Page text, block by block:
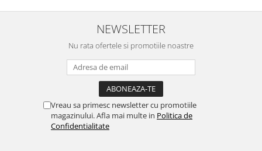
NEWSLETTER
Nu rata ofertele si promotiile noastre
Vreau sa primesc newsletter cu promotiile
magazinului. Afla mai multe in Politica de
Confidentialitate